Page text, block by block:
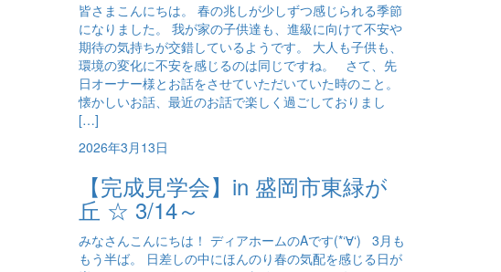
皆さまこんにちは。 春の兆しが少しずつ感じられる季節
になりました。 我が家の子供達も、進級に向けて不安や
期待の気持ちが交錯しているようです。 大人も子供も、
環境の変化に不安を感じるのは同じですね。 さて、先
日オーナー様とお話をさせていただいていた時のこと。
懐かしいお話、最近のお話で楽しく過ごしておりまし
[…]
2026年3月13日
【完成見学会】in 盛岡市東緑が
丘 ☆ 3/14～
みなさんこんにちは！ ディアホームのAです(*‘∀‘) 3月も
もう半ば。 日差しの中にほんのり春の気配を感じる日が